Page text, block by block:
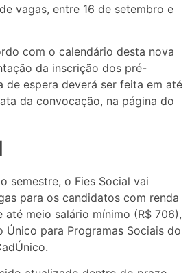
vagas, entre 16 de setembro e
com o calendário desta nova
da inscrição dos pré-
de espera deverá ser feita em até
da convocação, na página do
semestre, o Fies Social vai
para os candidatos com renda
meio salário mínimo (R$ 706),
Único para Programas Sociais do